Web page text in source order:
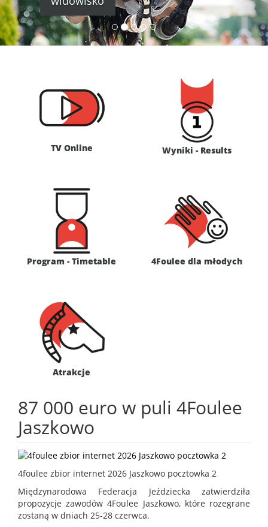
TV Online Wyniki - Results
Program - Timetable 4Foulee dla młodych
Atrakcje
87 000 euro w puli 4Foulee
Jaszkowo
4foulee zbior internet 2026 Jaszkowo pocztowka 2
Międzynarodowa Federacja Jeździecka zatwierdziła
propozycje zawodów 4Foulee Jaszkowo, które rozegrane
zostaną w dniach 25-28 czerwca.